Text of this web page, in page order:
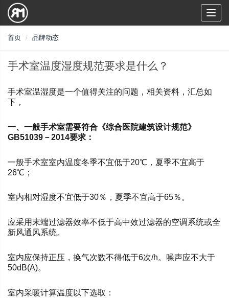
首页
品牌动态
手术室温度湿度规范要求是什么？
手术室温湿度是一个值得关注的问题，相关资料，汇总如
下，
一、一般手术室需要符合《综合医院建筑设计规范》
GB51039－2014要求：
一般手术室室内温度冬季不宜低于20℃，夏季不宜高于
26℃；
室内相对湿度不宜低于30％，夏季不宜高于65％。
应采用末端过滤器效率不低于高中效过滤器的空调系统或全
新风通风系统。
室内应保持正压，换气次数不得低于6次/h。 噪声应不大于
50dB(A)。
室内采暖计算温度以下选取：